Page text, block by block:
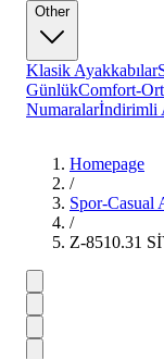
Other
Klasik Ayakkabılar
GünlükComfort-
Numaralarİndirimli
Homepage
/
Spor-Casual
/
Z-8510.31